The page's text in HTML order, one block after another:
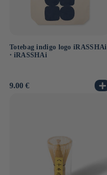
Totebag indigo logo iRASSHAi
⋅ iRASSHAi
Normale
9.00 €